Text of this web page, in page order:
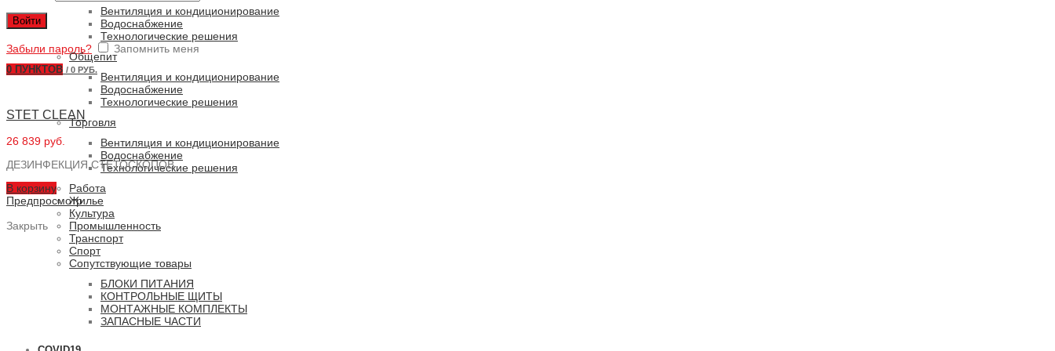
Войти
Забыли пароль? Запомнить меня
0 ПУНКТОВ / 0 РУБ.
Вентиляция и кондиционирование
Водоснабжение
Технологические решения
Общепит
Вентиляция и кондиционирование
Водоснабжение
Технологические решения
Торговля
Вентиляция и кондиционирование
Водоснабжение
Технологические решения
Работа
Жилье
Культура
Промышленность
Транспорт
Спорт
Сопутствующие товары
БЛОКИ ПИТАНИЯ
КОНТРОЛЬНЫЕ ЩИТЫ
МОНТАЖНЫЕ КОМПЛЕКТЫ
ЗАПАСНЫЕ ЧАСТИ
STET CLEAN
26 839 руб.
ДЕЗИНФЕКЦИЯ СТЕТОСКОПОВ
В корзину
Предпросмотр
Закрыть